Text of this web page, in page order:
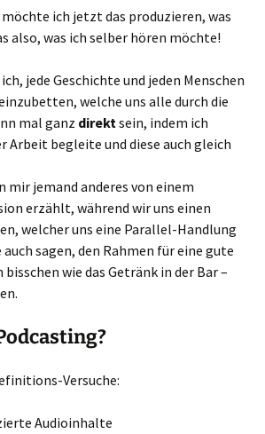
ich jetzt das produzieren, was
also, was ich selber hören möchte!
jede Geschichte und jeden Menschen
welche uns alle durch die
mal ganz direktsein, indem ich
Arbeit begleite und diese auch gleich
mir jemand anderes von einem
erzählt, während wir uns einen
welcher uns eine Parallel-Handlung
sagen, den Rahmen für eine gute
wie das Getränk in der Bar –
Versuche:
Audioinhalte